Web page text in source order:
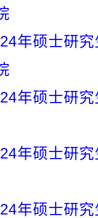
年硕士研
年硕士研
年硕士研
年硕士研